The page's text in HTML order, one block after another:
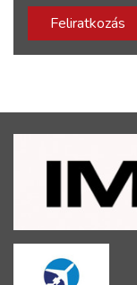
Feliratkozás